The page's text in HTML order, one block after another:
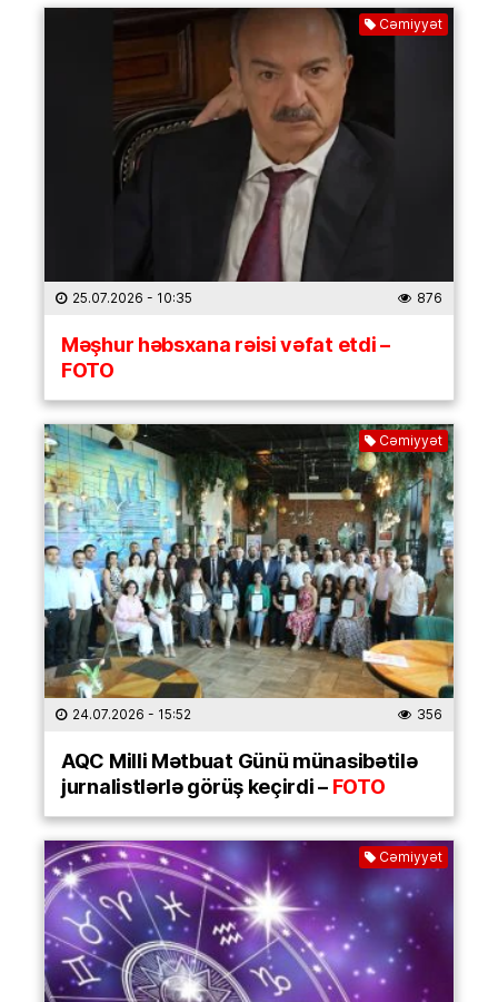
Cəmiyyət
25.07.2026 - 10:35 876
Məşhur həbsxana rəisi vəfat etdi –
FOTO
Cəmiyyət
24.07.2026 - 15:52 356
AQC Milli Mətbuat Günü münasibətilə
jurnalistlərlə görüş keçirdi –FOTO
Cəmiyyət